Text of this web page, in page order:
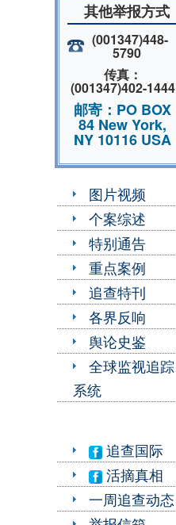
其他举报方式
(001347)448-
5790
传真：
(001347)402-1444
邮寄：PO BOX
84 New York,
NY 10116 USA
图片视频
个案综述
特别通告
重点案例
追查特刊
各界反响
舆论史鉴
全球监视追踪
系统
追查国际
活摘真相
一周追查动态